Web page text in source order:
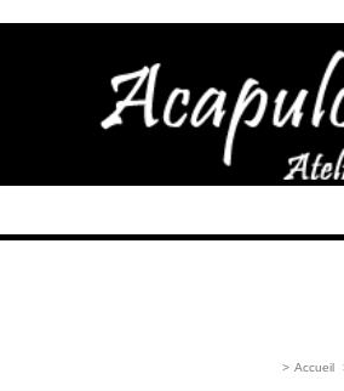
> Accueil